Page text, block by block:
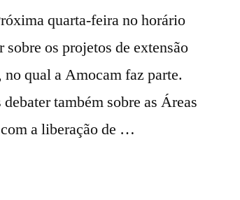
quarta-feira no horário
os projetos de extensão
qual a Amocam faz parte.
também sobre as Áreas
a liberação de …